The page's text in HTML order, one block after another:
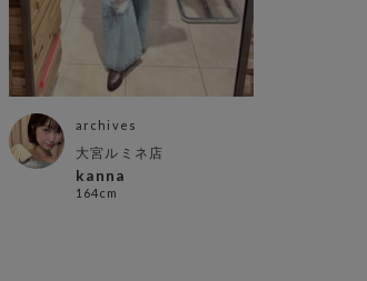
archives
大宮ルミネ店
kanna
164cm